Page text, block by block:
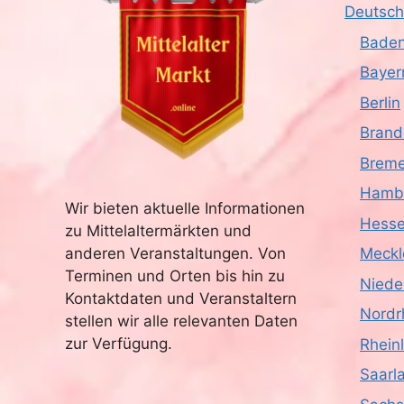
Wir bieten aktuelle Informationen
zu Mittelaltermärkten und
anderen Veranstaltungen. Von
Terminen und Orten bis hin zu
Kontaktdaten und Veranstaltern
stellen wir alle relevanten Daten
zur Verfügung.
Berlin